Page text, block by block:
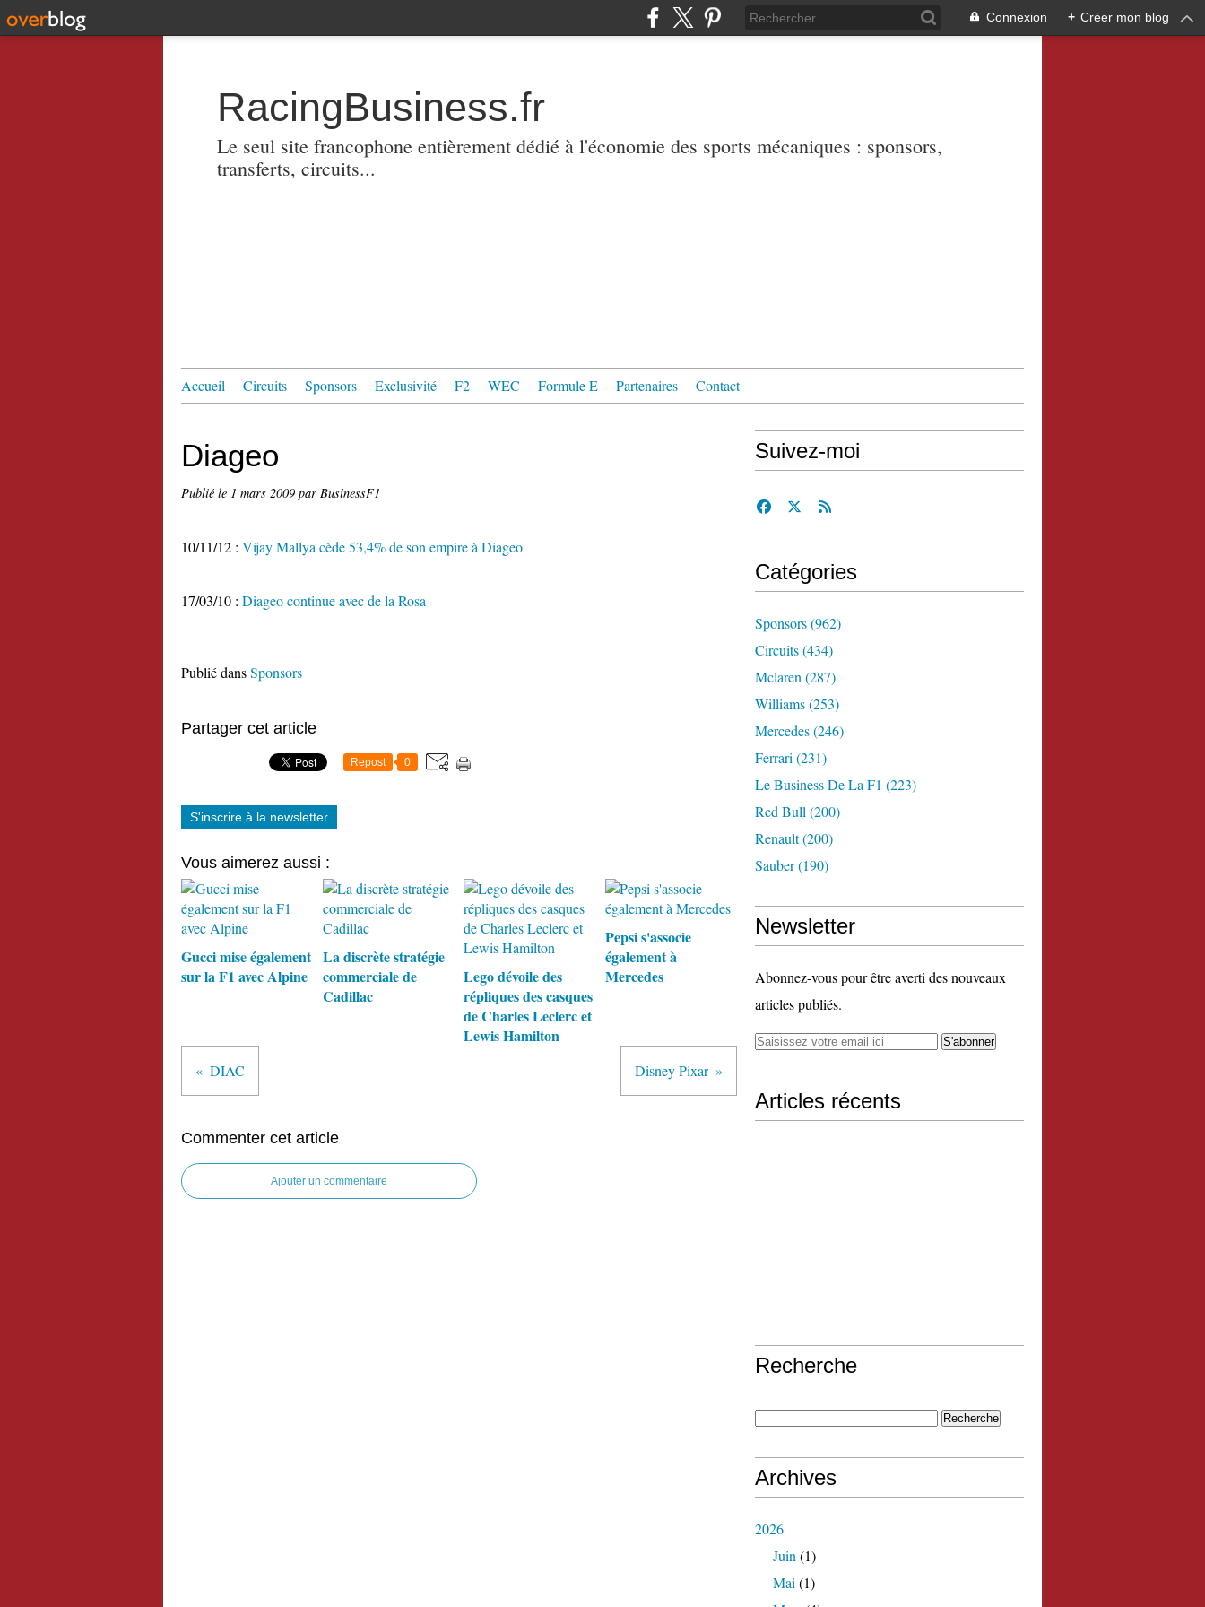
Connexion + Créer mon blog
RacingBusiness.fr
Le seul site francophone entièrement dédié à l'économie des sports mécaniques : sponsors,
transferts, circuits...
Accueil Circuits Sponsors Exclusivité F2 WEC Formule E Partenaires Contact
Diageo
Publié le 1 mars 2009 par BusinessF1
10/11/12 : Vijay Mallya cède 53,4% de son empire à Diageo
17/03/10 : Diageo continue avec de la Rosa
Publié dansSponsors
Partager cet article
Repost 0
S'inscrire à la newsletter
Vous aimerez aussi :
Gucci mise également
sur la F1 avec Alpine
La discrète stratégie
commerciale de
Cadillac
Lego dévoile des
répliques des casques
de Charles Leclerc et
Lewis Hamilton
Pepsi s'associe
également à
Mercedes
DIAC Disney Pixar
Commenter cet article
Ajouter un commentaire
Suivez-moi
Catégories
Sponsors(962)
Circuits(434)
Mclaren (287)
Williams(253)
Mercedes(246)
Ferrari (231)
Le Business De La F1 (223)
Red Bull (200)
Renault(200)
Sauber(190)
Newsletter
Abonnez-vous pour être averti des nouveaux
articles publiés.
Articles récents
Recherche
Archives
2026
Juin (1)
Mai (1)